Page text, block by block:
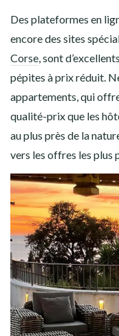
Des plateformes en
encore des sites
Corse , sont
pépites à prix réduit.
appartements, qui
qualité-prix que les
au plus près de la
vers les offres les plus